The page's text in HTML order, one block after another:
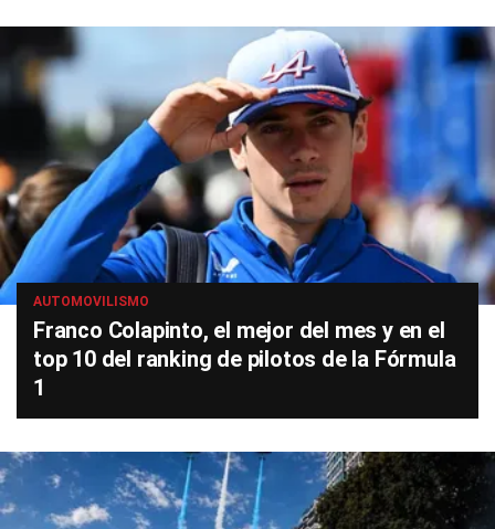
AUTOMOVILISMO
Franco Colapinto, el mejor del mes y en el
top 10 del ranking de pilotos de la Fórmula
1